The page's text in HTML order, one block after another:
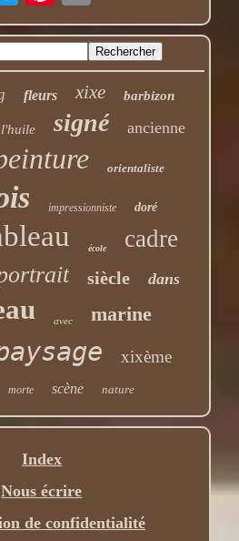
fleurs xixe barbizon
l'huile signé ancienne
orientaliste
impressionniste doré
école cadre
siècle dans
avec marine
xixème
morte scène nature
Index
Nous écrire
de confidentialité